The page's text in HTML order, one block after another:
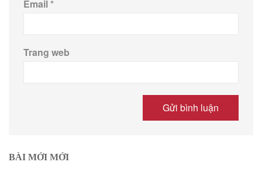
Email*
Trang web
BÀI MỚI MỚI